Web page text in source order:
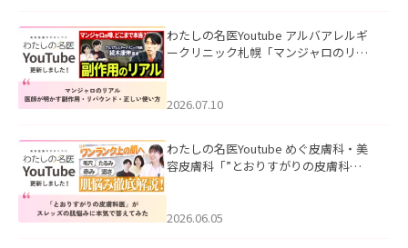
わたしの名医Youtube アルバアレルギ
ークリニック札幌「マンジャロのリア
た。
2026.07.10
わたしの名医Youtube めぐ皮膚科・美
容皮膚科「”とおりすがりの皮膚科
2026.06.05